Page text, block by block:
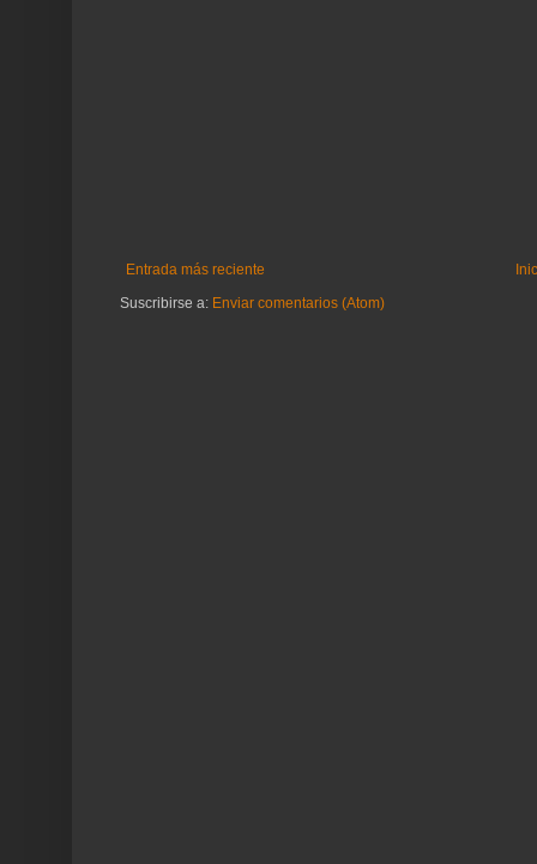
Entrada más reciente
Suscribirse a: Enviar comentarios (Atom)